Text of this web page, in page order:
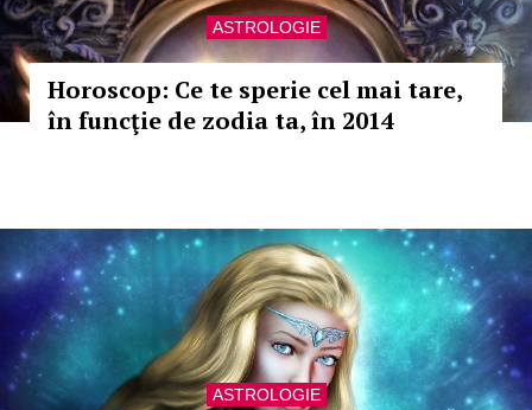
ASTROLOGIE
Horoscop: Ce te sperie cel mai tare,
în funcţie de zodia ta, în 2014
ASTROLOGIE